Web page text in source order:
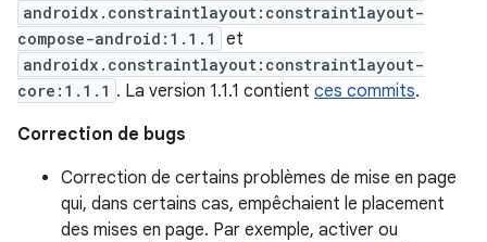
androidx.constraintlayout:constraintlayout-
compose-android:1.1.1
et
androidx.constraintlayout:constraintlayout-
core:1.1.1 . La version 1.1.1 contient ces commits.
Correction de bugs
Correction de certains problèmes de mise en page
qui, dans certains cas, empêchaient le placement
des mises en page. Par exemple, activer ou